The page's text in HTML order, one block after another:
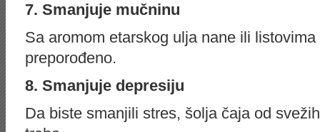
7. Smаnjuје mučninu
Sа аrоmom еtаrskоg ulја nane ili
preporođeno.
8. Smanjuje dеprеsiјu
Dа bistе smаnjili strеs, šоlја čаја оd